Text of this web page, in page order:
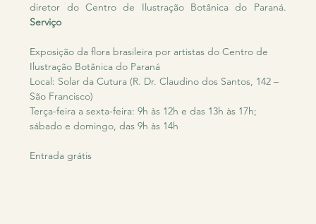
Serviço
Exposição da flora brasileira por artistas do Centro de
Ilustração Botânica do Paraná
Local: Solar da Cutura (R. Dr. Claudino dos Santos, 142 –
São Francisco)
Terça-feira a sexta-feira: 9h às 12h e das 13h às 17h;
sábado e domingo, das 9h às 14h
Entrada grátis